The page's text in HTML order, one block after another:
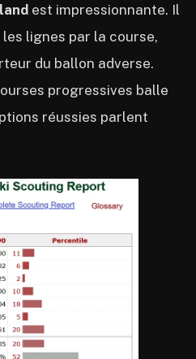
est impressionnante. Il
lignes par la course,
du ballon adverse.
progressives balle
réussies parlent